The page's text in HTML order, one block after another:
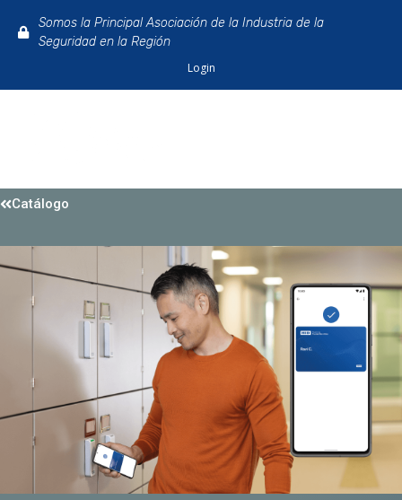
Somos la Principal Asociación de la Industria de la
Seguridad en la Región
Login
Catálogo